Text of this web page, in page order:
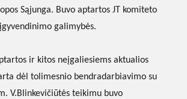
Sąjunga. Buvo aptartos JT komiteto
galimybės.
ir kitos neįgaliesiems aktualios
dėl tolimesnio bendradarbiavimo su
V.Blinkevičiūtės teikimu buvo